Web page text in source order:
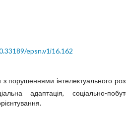
epsn.v1i16.162
з порушеннями інтелектуального
адаптація, соціально-